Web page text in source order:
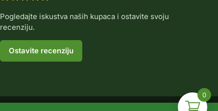
Pogledajte iskustva naših kupaca i ostavite svoju
recenziju.
Ostavite recenziju
0